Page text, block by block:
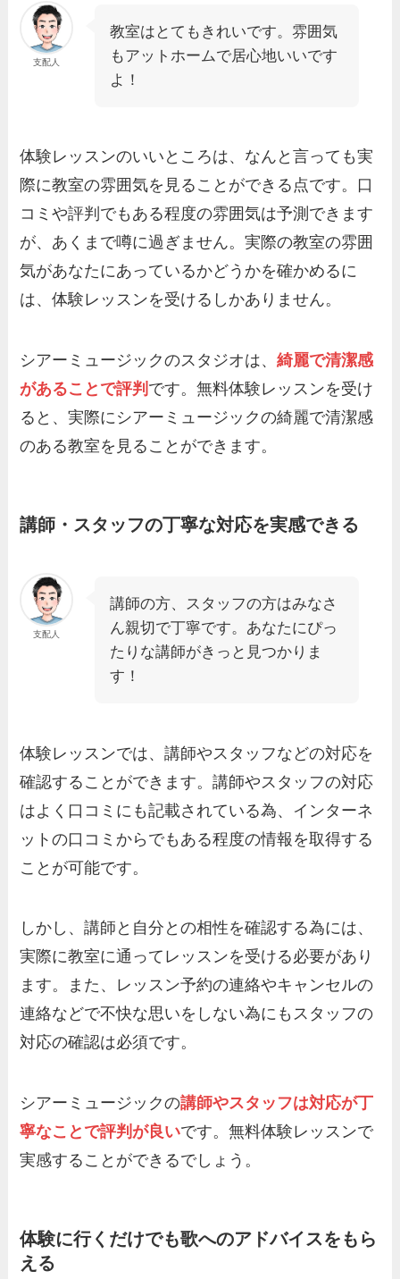
支配人
教室はとてもきれいです。雰囲気
もアットホームで居心地いいです
よ！
体験レッスンのいいところは、なんと言っても実
際に教室の雰囲気を見ることができる点です。口
コミや評判でもある程度の雰囲気は予測できます
が、あくまで噂に過ぎません。実際の教室の雰囲
気があなたにあっているかどうかを確かめるに
は、体験レッスンを受けるしかありません。
シアーミュージックのスタジオは、綺麗で清潔感
があることで評判 です。無料体験レッスンを受け
ると、実際にシアーミュージックの綺麗で清潔感
のある教室を見ることができます。
講師・スタッフの丁寧な対応を実感できる
支配人
講師の方、スタッフの方はみなさ
ん親切で丁寧です。あなたにぴっ
たりな講師がきっと見つかりま
す！
体験レッスンでは、講師やスタッフなどの対応を
確認することができます。講師やスタッフの対応
はよく口コミにも記載されている為、インターネ
ットの口コミからでもある程度の情報を取得する
ことが可能です。
しかし、講師と自分との相性を確認する為には、
実際に教室に通ってレッスンを受ける必要があり
ます。また、レッスン予約の連絡やキャンセルの
連絡などで不快な思いをしない為にもスタッフの
対応の確認は必須です。
シアーミュージックの講師やスタッフは対応が丁
寧なことで評判 が良いです。無料体験レッスンで
実感することができるでしょう。
体験に行くだけでも歌へのアドバイスをもら
える